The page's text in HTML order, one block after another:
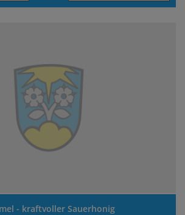
- kraftvoller Sauerhonig